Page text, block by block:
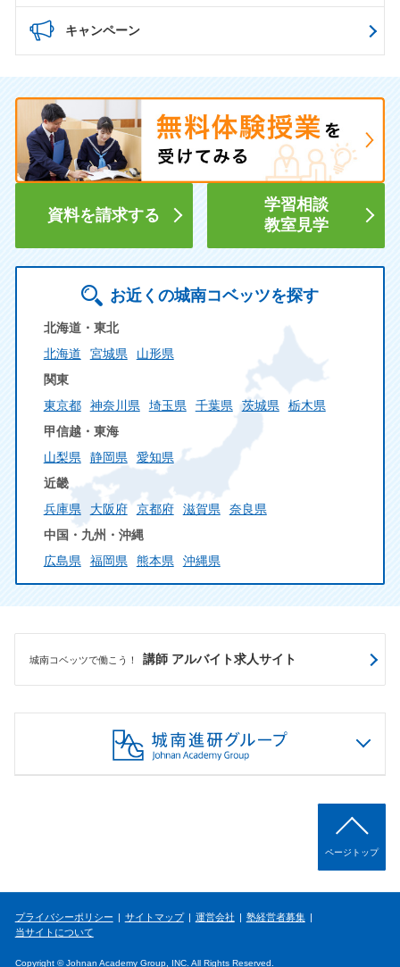
キャンペーン
資料を請求する
学習相談
教室見学
お近くの城南コベッツを探す
北海道・東北
北海道
宮城県
山形県
関東
東京都
神奈川県 埼玉県 千葉県 茨城県
栃木県
甲信越・東海
山梨県
静岡県
愛知県
近畿
兵庫県
大阪府 京都府 滋賀県
奈良県
中国・九州・沖縄
広島県
福岡県 熊本県 沖縄県
城南コベッツで働こう！ 講師 アルバイト求人サイト
ページトップ
プライバシーポリシー サイトマップ 運営会社
塾経営者募集
当サイトについて
Copyright © Johnan Academy Group, INC. All Rights Reserved.